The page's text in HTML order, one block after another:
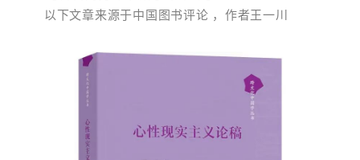
跨文化书库
数字跨文化工作站
以下文章来源于中国图书评论 ，作者王一川